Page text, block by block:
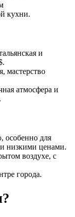
кухни.
и
мастерство
атмосфера и
особенно для
и низкими ценами.
воздухе, с
города.